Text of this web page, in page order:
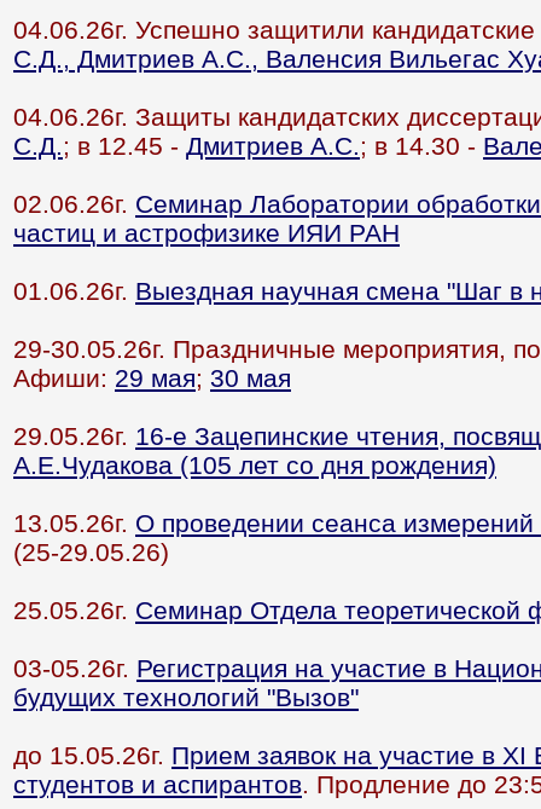
04.06.26г. Успешно защитили
С.Д., Дмитриев А.С., Валенсия Вильегас
04.06.26г. Защиты кандидатских
С.Д.; в 12.45 - Дмитриев А.С.; в 14.30 -
02.06.26г. Семинар Лаборатории
частиц и астрофизике ИЯИ РАН
01.06.26г. Выездная научная смена "Шаг в
29-30.05.26г. Праздничные мероприятия,
Афиши: 29 мая; 30 мая
29.05.26г. 16-е Зацепинские чтения,
А.Е.Чудакова (105 лет со дня рождения)
13.05.26г. О проведении сеанса
(25-29.05.26)
25.05.26г. Семинар Отдела
03-05.26г. Регистрация на участие в
будущих технологий "Вызов"
до 15.05.26г. Прием заявок на участие в
студентов и аспирантов. Продление до